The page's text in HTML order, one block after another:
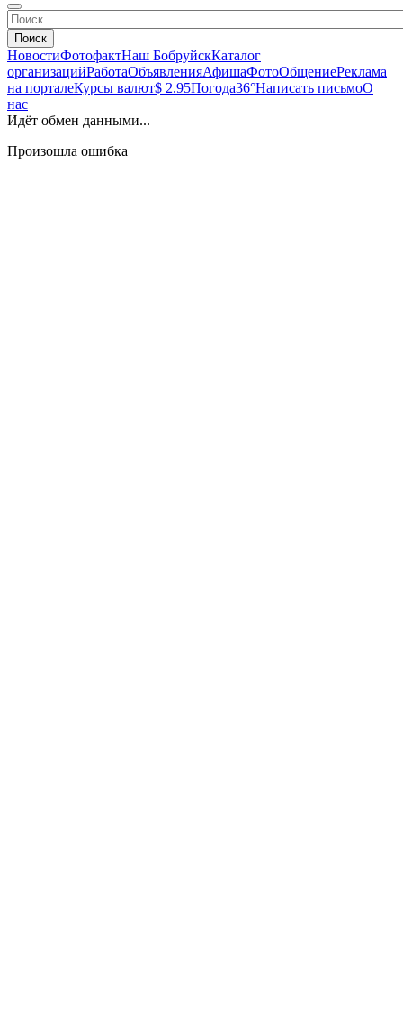
Поиск
НовостиФотофактНаш БобруйскКаталог
организацийРаботаОбъявленияАфишаФотоОбщениеРеклама
на порталеКурсы валют$ 2.95Погода36°Написать письмоО
нас
Идёт обмен данными...
Произошла ошибка